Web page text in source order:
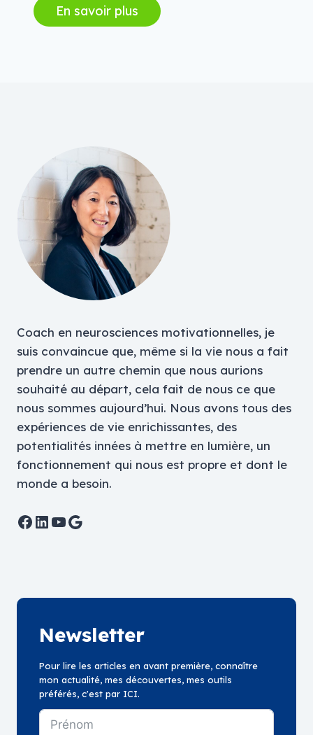
En savoir plus
Coach en neurosciences motivationnelles, je
suis convaincue que, même si la vie nous a fait
prendre un autre chemin que nous aurions
souhaité au départ, cela fait de nous ce que
nous sommes aujourd’hui. Nous avons tous des
expériences de vie enrichissantes, des
potentialités innées à mettre en lumière, un
fonctionnement qui nous est propre et dont le
monde a besoin.
Facebook
LinkedIn
YouTube
Google
Newsletter
Pour lire les articles en avant première, connaître
mon actualité, mes découvertes, mes outils
préférés, c'est par ICI.